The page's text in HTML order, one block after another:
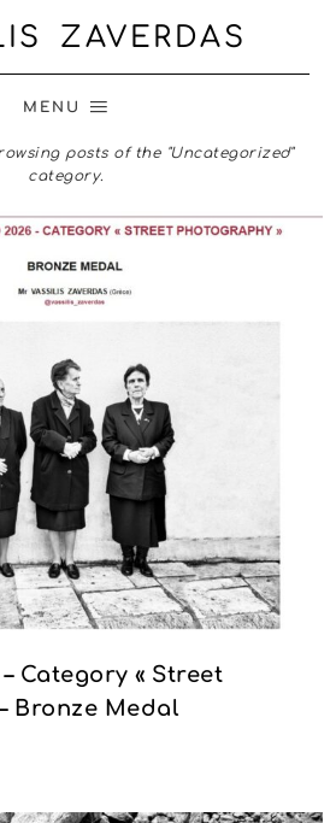
ZAVERDAS
MENU
posts of the "Uncategorized"
category.
Category « Street
Bronze Medal